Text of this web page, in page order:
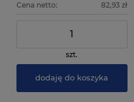
Cena netto:
82,93 zł
szt.
dodaję do koszyka